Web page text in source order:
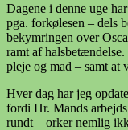
Dagene i denne uge
pga. forkølesen – dels
bekymringen over
ramt af
pleje og mad – samt at
Hver dag har jeg
fordi Hr. Mands
rundt – orker nemlig